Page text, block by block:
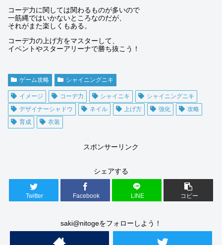
コーデ力に関しては関わるものが多いので
一筋縄ではいかないところなのだが、
それがまた楽しくもある。
コーデ力の上げ方をマスターして、
イベントやスターアリーナで勝ち抜こう！
ゲーム攻略 シャイニングニキ
イメージ コーデ力 シャイニキ
シャイニングニキ
デザイナーシャドウ
ネイル 上げ方 強化
攻略
育成
衣装
スポンサーリンク
シェアする
Twitter Facebook LINE コピー
saki@nitogeをフォローしよう！